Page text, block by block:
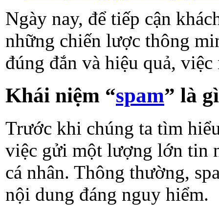
Ngày nay, để tiếp cận
những chiến lược thông
đúng đắn và hiệu quả,
Khái niệm “spam” là
Trước khi chúng ta tìm
việc gửi một lượng lớn tin
cá nhân. Thông thường,
nội dung đáng nguy hiểm.